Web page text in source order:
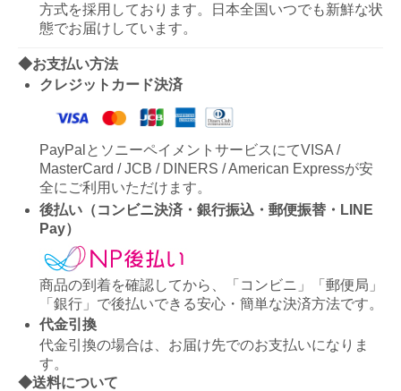
方式を採用しております。日本全国いつでも新鮮な状
態でお届けしています。
◆お支払い方法
クレジットカード決済
PayPalとソニーペイメントサービスにてVISA /
MasterCard / JCB / DINERS / American Expressが安
全にご利用いただけます。
後払い（コンビニ決済・銀行振込・郵便振替・LINE
Pay）
商品の到着を確認してから、「コンビニ」「郵便局」
「銀行」で後払いできる安心・簡単な決済方法です。
代金引換
代金引換の場合は、お届け先でのお支払いになりま
す。
◆送料について